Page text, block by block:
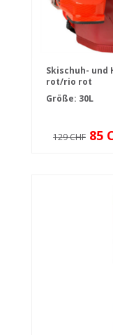
Skischuh- und
rot/rio rot
Größe: 30L
129 CHF 85